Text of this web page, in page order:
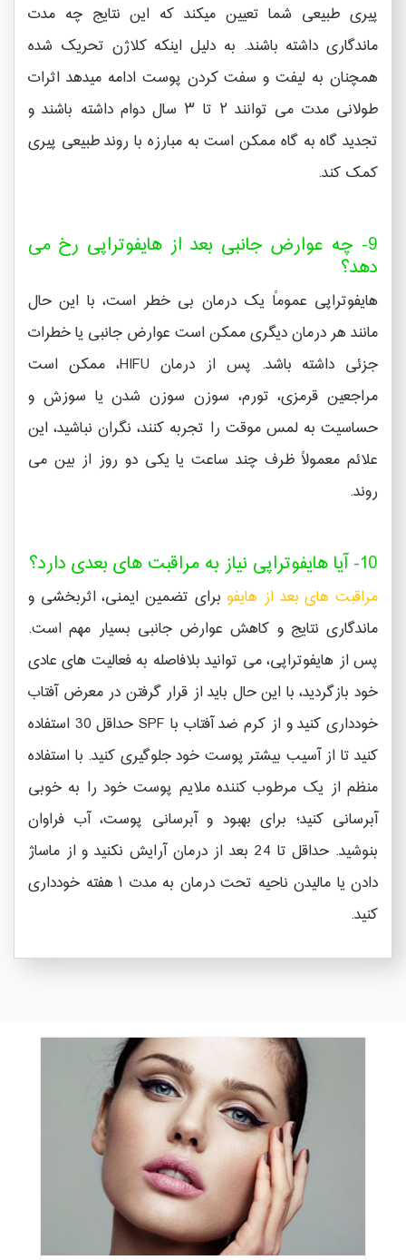
پیری طبیعی شما تعیین میکند که این نتایج چه مدت
ماندگاری داشته باشند. به دلیل اینکه کلاژن تحریک شده
همچنان به لیفت و سفت کردن پوست ادامه میدهد اثرات
طولانی مدت می توانند ۲ تا ۳ سال دوام داشته باشند و
تجدید گاه به گاه ممکن است به مبارزه با روند طبیعی پیری
کمک کند.
9- چه عوارض جانبی بعد از هایفوتراپی رخ می
دهد؟
هایفوتراپی عموماً یک درمان بی خطر است، با این حال
مانند هر درمان دیگری ممکن است عوارض جانبی یا خطرات
جزئی داشته باشد. پس از درمان HIFU، ممکن است
مراجعین قرمزی، تورم، سوزن سوزن شدن یا سوزش و
حساسیت به لمس موقت را تجربه کنند، نگران نباشید، این
علائم معمولاً ظرف چند ساعت یا یکی دو روز از بین می
روند.
10- آیا هایفوتراپی نیاز به مراقبت های بعدی دارد؟
مراقبت های بعد از هایفو برای تضمین ایمنی، اثربخشی و
ماندگاری نتایج و کاهش عوارض جانبی بسیار مهم است.
پس از هایفوتراپی، می توانید بلافاصله به فعالیت های عادی
خود بازگردید، با این حال باید از قرار گرفتن در معرض آفتاب
خودداری کنید و از کرم ضد آفتاب با SPF حداقل 30 استفاده
کنید تا از آسیب بیشتر پوست خود جلوگیری کنید. با استفاده
منظم از یک مرطوب کننده ملایم پوست خود را به خوبی
آبرسانی کنید؛ برای بهبود و آبرسانی پوست، آب فراوان
بنوشید. حداقل تا 24 بعد از درمان آرایش نکنید و از ماساژ
دادن یا مالیدن ناحیه تحت درمان به مدت ۱ هفته خودداری
کنید.